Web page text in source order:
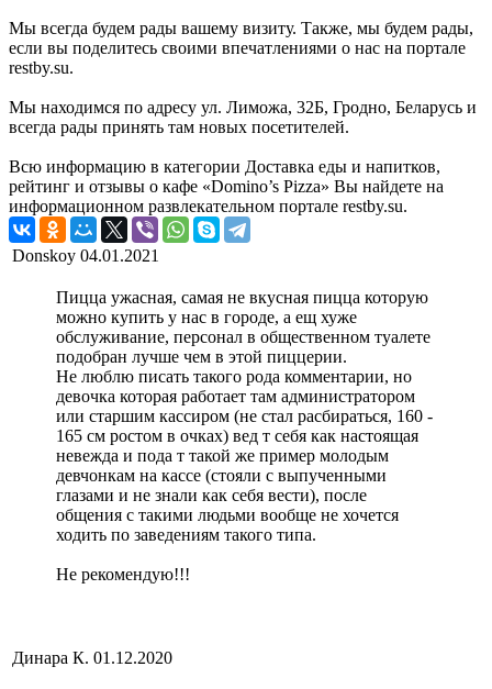
Мы всегда будем рады вашему визиту. Также, мы будем рады,
если вы поделитесь своими впечатлениями о нас на портале
restby.su.
Мы находимся по адресу ул. Лиможа, 32Б, Гродно, Беларусь и
всегда рады принять там новых посетителей.
Всю информацию в категории Доставка еды и напитков,
рейтинг и отзывы о кафе «Domino’s Pizza» Вы найдете на
информационном развлекательном портале restby.su.
Donskoy 04.01.2021
Пицца ужасная, самая не вкусная пицца которую
можно купить у нас в городе, а ещ хуже
обслуживание, персонал в общественном туалете
подобран лучше чем в этой пиццерии.
Не люблю писать такого рода комментарии, но
девочка которая работает там администратором
или старшим кассиром (не стал расбираться, 160 -
165 см ростом в очках) вед т себя как настоящая
невежда и пода т такой же пример молодым
девчонкам на кассе (стояли с выпученными
глазами и не знали как себя вести), после
общения с такими людьми вообще не хочется
ходить по заведениям такого типа.
Не рекомендую!!!
Динара К. 01.12.2020